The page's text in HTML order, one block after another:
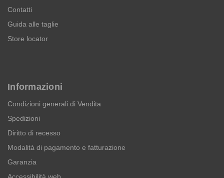
Contatti
Guida alle taglie
Store locator
Informazioni
Condizioni generali di Vendita
Spedizioni
Diritto di recesso
Modalità di pagamento e fatturazione
Garanzia